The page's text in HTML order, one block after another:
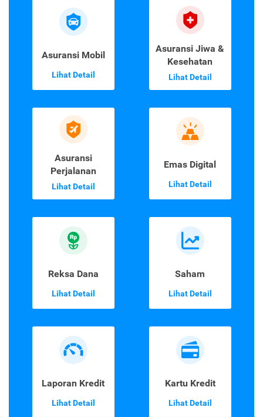
Asuransi Mobil
Lihat Detail
Asuransi Jiwa &
Kesehatan
Lihat Detail
Asuransi
Perjalanan
Lihat Detail
Emas Digital
Lihat Detail
Reksa Dana
Lihat Detail
Saham
Lihat Detail
Laporan Kredit
Lihat Detail
Kartu Kredit
Lihat Detail